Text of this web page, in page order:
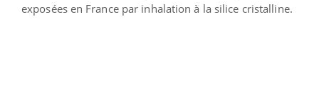
exposées en France par inhalation à la silice cristalline.